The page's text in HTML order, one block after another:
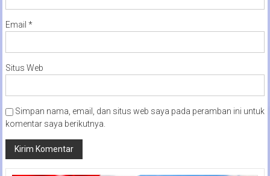
Email *
Situs Web
Simpan nama, email, dan situs web saya pada peramban ini untuk
komentar saya berikutnya.